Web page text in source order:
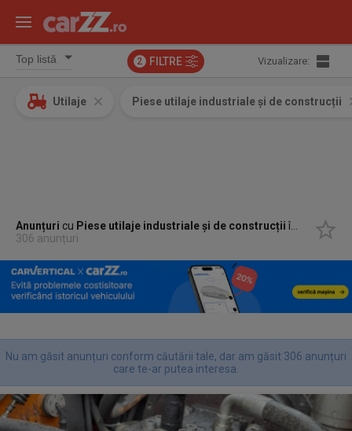
2 FILTRE Vizualizare:
Utilaje Piese utilaje industriale și de construcții
Anunțuri cu Piese utilaje industriale și de construcțiiîn
Salonta,
306 anunțuri
Nu am găsit anunțuri conform căutării tale, dar am găsit 306 anunțuri
care te-ar putea interesa.